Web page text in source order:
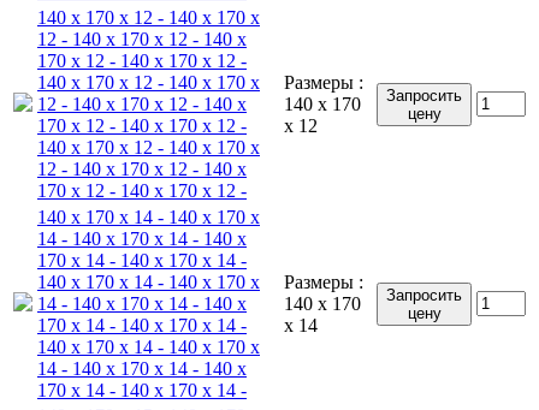
140 x 170 x 12 - 140 x 170 x
12 - 140 x 170 x 12 - 140 x
170 x 12 - 140 x 170 x 12 -
140 x 170 x 12 - 140 x 170 x
12 - 140 x 170 x 12 - 140 x
170 x 12 - 140 x 170 x 12 -
140 x 170 x 12 - 140 x 170 x
12 - 140 x 170 x 12 - 140 x
170 x 12 - 140 x 170 x 12 -
Размеры :
140 x 170
x 12
Запросить
цену
140 x 170 x 14 - 140 x 170 x
14 - 140 x 170 x 14 - 140 x
170 x 14 - 140 x 170 x 14 -
140 x 170 x 14 - 140 x 170 x
14 - 140 x 170 x 14 - 140 x
170 x 14 - 140 x 170 x 14 -
140 x 170 x 14 - 140 x 170 x
14 - 140 x 170 x 14 - 140 x
170 x 14 - 140 x 170 x 14 -
Размеры :
140 x 170
x 14
Запросить
цену